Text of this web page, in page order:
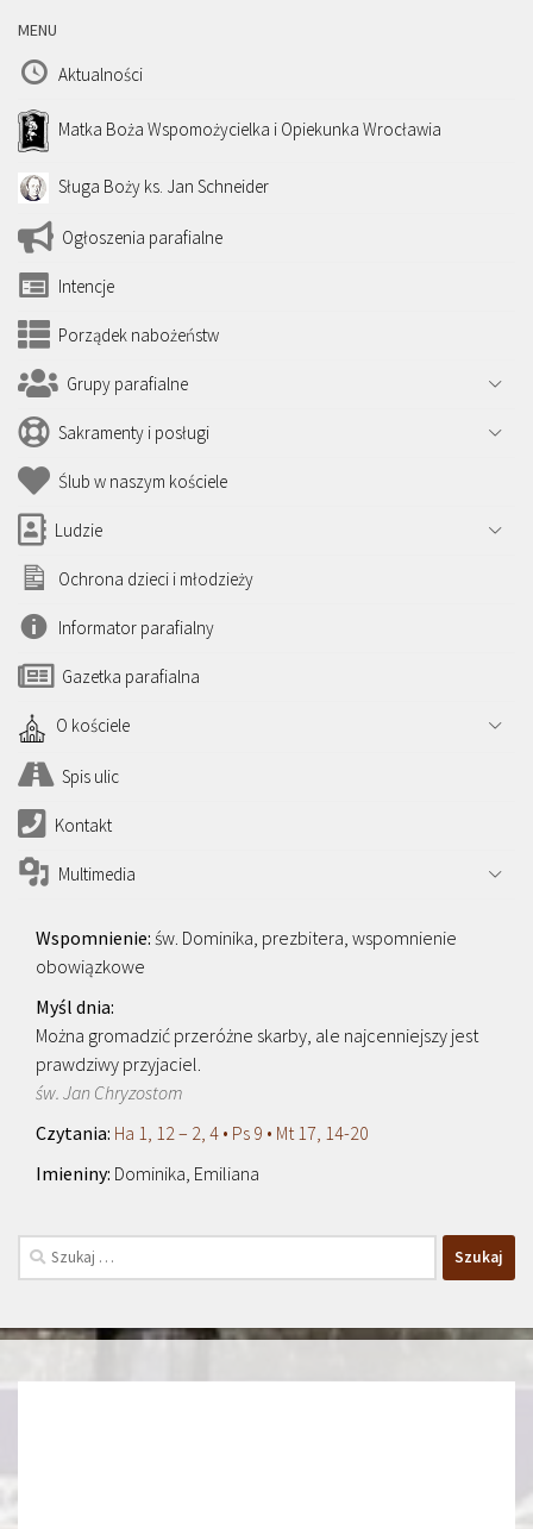
MENU
Aktualności
Matka Boża Wspomożycielka i Opiekunka Wrocławia
Sługa Boży ks. Jan Schneider
Ogłoszenia parafialne
Intencje
Porządek nabożeństw
Grupy parafialne
Sakramenty i posługi
Ślub w naszym kościele
Ludzie
Ochrona dzieci i młodzieży
Informator parafialny
Gazetka parafialna
O kościele
Spis ulic
Kontakt
Multimedia
św. Dominika, prezbitera, wspomnienie
obowiązkowe
Można gromadzić przeróżne skarby, ale najcenniejszy jest
prawdziwy przyjaciel.
św. Jan Chryzostom
Ha 1, 12 – 2, 4 • Ps 9 • Mt 17, 14-20
Dominika, Emiliana
Szukaj: